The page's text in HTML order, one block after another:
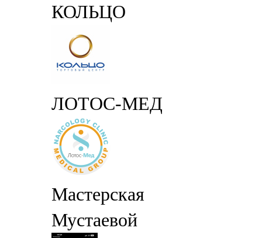
КОЛЬЦО
ЛОТОС-МЕД
Мастерская
Мустаевой